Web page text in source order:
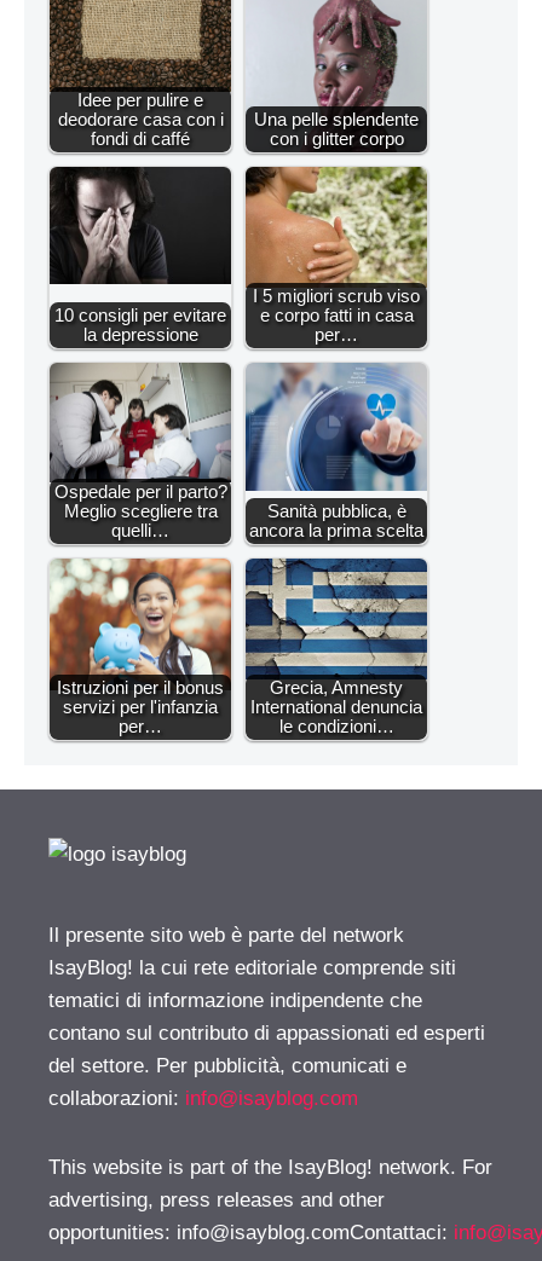
Idee per pulire e
deodorare casa con i
fondi di caffé
Una pelle splendente
con i glitter corpo
10 consigli per evitare
la depressione
I 5 migliori scrub viso
e corpo fatti in casa
per…
Ospedale per il parto?
Meglio scegliere tra
quelli…
Sanità pubblica, è
ancora la prima scelta
Istruzioni per il bonus
servizi per l'infanzia
per…
Grecia, Amnesty
International denuncia
le condizioni…
Il presente sito web è parte del network
IsayBlog! la cui rete editoriale comprende siti
tematici di informazione indipendente che
contano sul contributo di appassionati ed esperti
del settore. Per pubblicità, comunicati e
collaborazioni: info@isayblog.com
This website is part of the IsayBlog! network. For
advertising, press releases and other
opportunities: info@isayblog.comContattaci: